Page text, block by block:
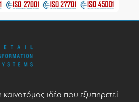
καινοτόμος ιδέα που εξυπηρετεί